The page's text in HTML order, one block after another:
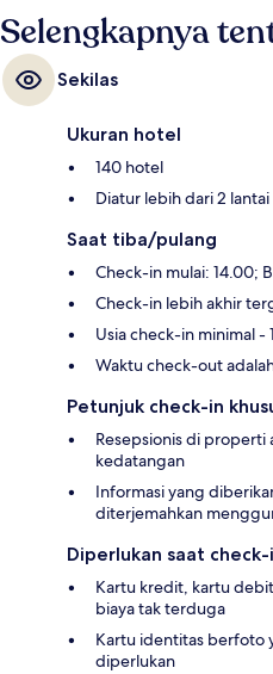
Selengkapnya
Sekilas
Ukuran hotel
140 hotel
Diatur lebih dari 2 lantai
Saat tiba/pulang
Check-in mulai: 14.00;
Check-in lebih akhir
Usia check-in minimal -
Waktu check-out
Petunjuk check-in
Resepsionis di properti
kedatangan
Informasi yang
diterjemahkan
Diperlukan saat check-
Kartu kredit, kartu
biaya tak terduga
Kartu identitas berfoto
diperlukan